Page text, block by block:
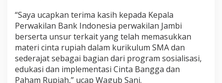
u
l
u
m
S
M
A
B
“Saya ucapkan terima kasih kepada Kepala
Perwakilan Bank Indonesia perwakilan Jambi
berserta unsur terkait yang telah memasukkan
materi cinta rupiah dalam kurikulum SMA dan
sederajat sebagai bagian dari program sosialisasi,
edukasi dan implementasi Cinta Bangga dan
Paham Rupiah,” ucap Wagub Sani.